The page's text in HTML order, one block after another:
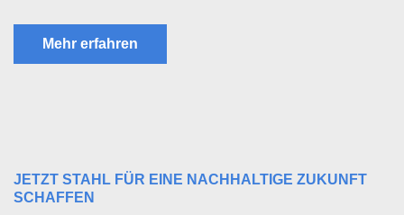
Mehr erfahren
JETZT STAHL FÜR EINE NACHHALTIGE ZUKUNFT
SCHAFFEN